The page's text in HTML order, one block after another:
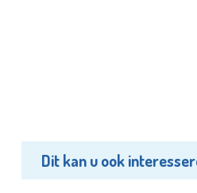
Dit kan u ook